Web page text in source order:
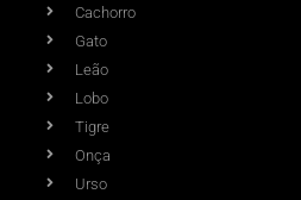
Cachorro
Gato
Leão
Lobo
Tigre
Onça
Urso